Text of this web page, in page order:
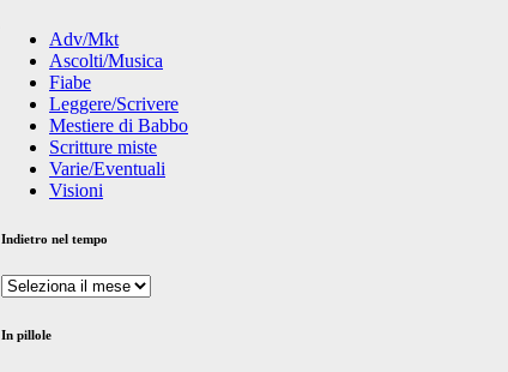
Adv/Mkt
Ascolti/Musica
Fiabe
Leggere/Scrivere
Mestiere di Babbo
Scritture miste
Varie/Eventuali
Visioni
Indietro nel tempo
Indietro
tempo
In pillole